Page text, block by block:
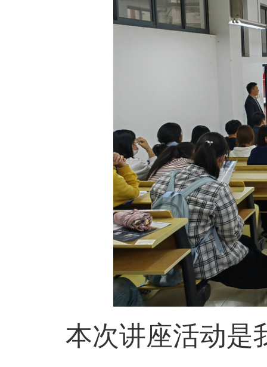
本次讲座活动是